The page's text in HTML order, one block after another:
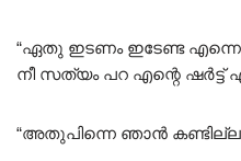
“ഏതു ഇടണം ഇടേണ്ട
നീ സത്യം പറ എന്റെ ഷർട്ട്‌
“അതുപിന്നെ ഞാൻ